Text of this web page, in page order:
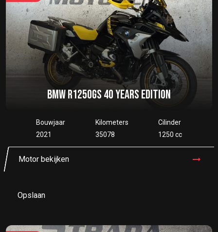
BMW R1250GS 40 YEARS EDITION
Bouwjaar
2021
Kilometers
35078
Cilinder
1250 cc
Motor bekijken
Opslaan